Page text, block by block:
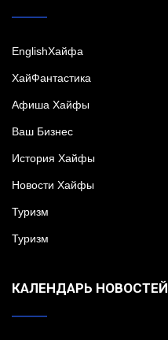
EnglishХайфа
XайФантастика
Афиша Хайфы
Ваш Бизнес
История Хайфы
Новости Хайфы
Туризм
Туризм
КАЛЕНДАРЬ НОВОСТЕЙ